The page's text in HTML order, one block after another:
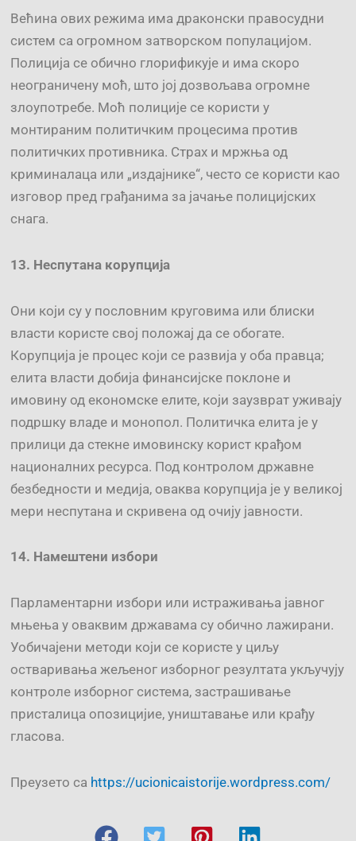
Већина ових режима има драконски правосудни
систем са огромном затворском популацијом.
Полиција се обично глорификује и има скоро
неограничену моћ, што јој дозвољава огромне
злоупотребе. Моћ полиције се користи у
монтираним политичким процесима против
политичких противника. Страх и мржња од
криминалаца или „издајнике“, често се користи као
изговор пред грађанима за јачање полицијских
снага.
13. Неспутана корупција
Они који су у пословним круговима или блиски
власти користе свој положај да се обогате.
Корупција је процес који се развија у оба правца;
елита власти добија финансијске поклоне и
имовину од економске елите, који заузврат уживају
подршку владе и монопол. Политичка елита је у
прилици да стекне имовинску корист крађом
националних ресурса. Под контролом државне
безбедности и медија, оваква корупција је у великој
мери неспутана и скривена од очију јавности.
14. Намештени избори
Парламентарни избори или истраживања јавног
мњења у оваквим државама су обично лажирани.
Уобичајени методи који се користе у циљу
остваривања жељеног изборног резултата укључују
контроле изборног система, застрашивање
присталица опозицијие, уништавање или крађу
гласова.
Преузето са https://ucionicaistorije.wordpress.com/